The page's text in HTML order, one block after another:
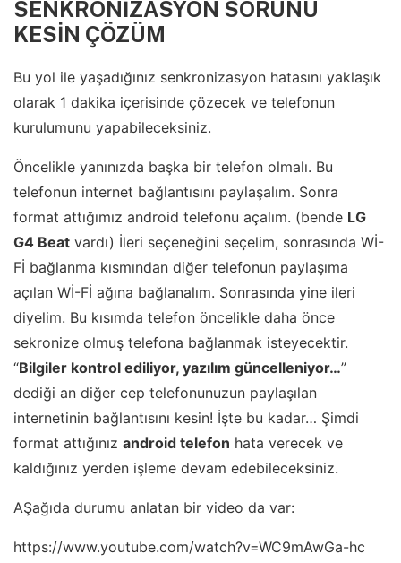
SENKRONİZASYON SORUNU
KESİN ÇÖZÜM
Bu yol ile yaşadığınız senkronizasyon hatasını yaklaşık
olarak 1 dakika içerisinde çözecek ve telefonun
kurulumunu yapabileceksiniz.
Öncelikle yanınızda başka bir telefon olmalı. Bu
telefonun internet bağlantısını paylaşalım. Sonra
format attığımız android telefonu açalım. (bende LG
G4 Beat vardı) İleri seçeneğini seçelim, sonrasında Wİ-
Fİ bağlanma kısmından diğer telefonun paylaşıma
açılan Wİ-Fİ ağına bağlanalım. Sonrasında yine ileri
diyelim. Bu kısımda telefon öncelikle daha önce
sekronize olmuş telefona bağlanmak isteyecektir.
“Bilgiler kontrol ediliyor, yazılım güncelleniyor…”
dediği an diğer cep telefonunuzun paylaşılan
internetinin bağlantısını kesin! İşte bu kadar… Şimdi
format attığınız android telefon hata verecek ve
kaldığınız yerden işleme devam edebileceksiniz.
AŞağıda durumu anlatan bir video da var:
https://www.youtube.com/watch?v=WC9mAwGa-hc